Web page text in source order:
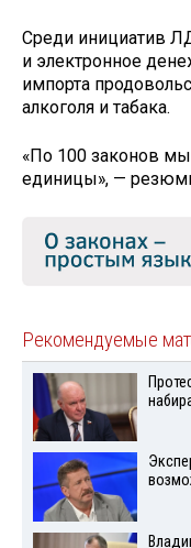
Среди инициатив
и электронное
импорта
алкоголя и табака.
«По 100 законов
единицы», —
Рекомендуемые